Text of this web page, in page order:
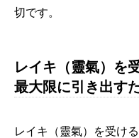
切です。
レイキ（靈氣）を
最大限に引き出す
レイキ（靈氣）を受け